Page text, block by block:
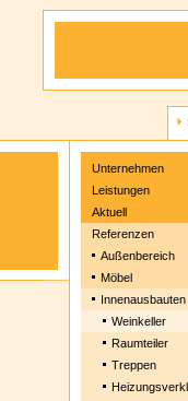
Unternehmen
Leistungen
Aktuell
Referenzen
Außenbereich
Möbel
Innenausbauten
Weinkeller
Raumteiler
Treppen